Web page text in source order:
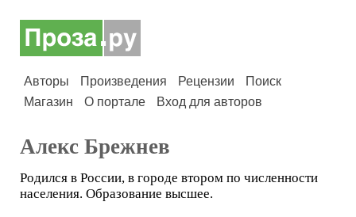
Авторы Произведения Рецензии
Поиск
Магазин
О портале Вход для авторов
Алекс Брежнев
Родился в России, в городе втором по численности
населения. Образование высшее.